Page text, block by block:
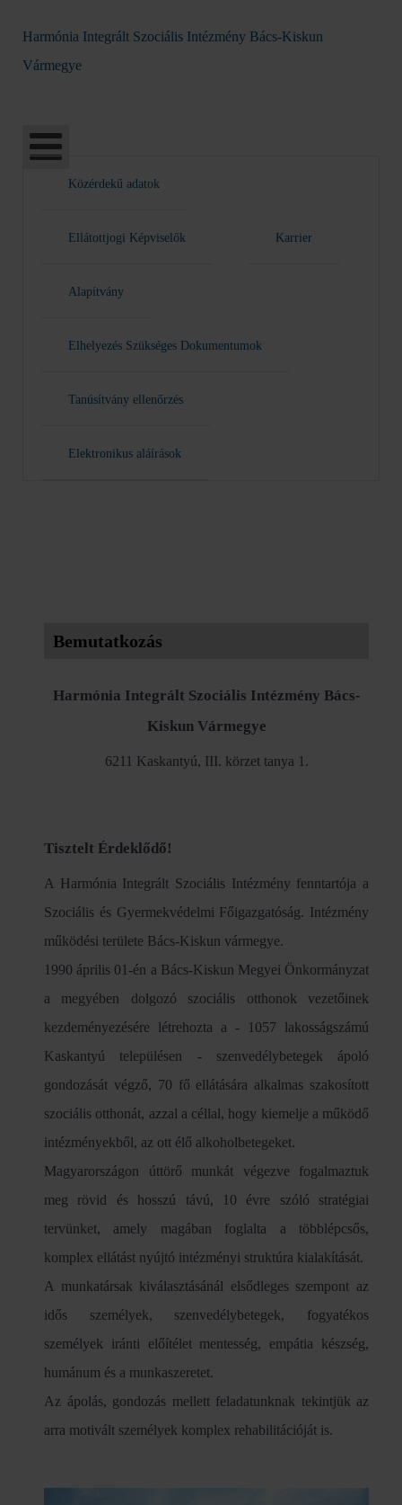
Harmónia Integrált Szociális Intézmény Bács-Kiskun
Vármegye
Közérdekű adatok
Ellátottjogi Képviselők Karrier
Alapítvány
Elhelyezés Szükséges Dokumentumok
Tanúsítvány ellenőrzés
Elektronikus aláírások
Bemutatkozás
Harmónia Integrált Szociális Intézmény Bács-
Kiskun Vármegye
6211 Kaskantyú, III. körzet tanya 1.
Tisztelt Érdeklődő!
A Harmónia Integrált Szociális Intézmény fenntartója a
Szociális és Gyermekvédelmi Főigazgatóság. Intézmény
működési területe Bács-Kiskun vármegye.
1990 április 01-én a Bács-Kiskun Megyei Önkormányzat
a megyében dolgozó szociális otthonok vezetőinek
kezdeményezésére létrehozta a - 1057 lakosságszámú
Kaskantyú településen - szenvedélybetegek ápoló
gondozását végző, 70 fő ellátására alkalmas szakosított
szociális otthonát, azzal a céllal, hogy kiemelje a működő
intézményekből, az ott élő alkoholbetegeket.
Magyarországon úttörő munkát végezve fogalmaztuk
meg rövid és hosszú távú, 10 évre szóló stratégiai
tervünket, amely magában foglalta a többlépcsős,
komplex ellátást nyújtó intézményi struktúra kialakítását.
A munkatársak kiválasztásánál elsődleges szempont az
idős személyek, szenvedélybetegek, fogyatékos
személyek iránti előítélet mentesség, empátia készség,
humánum és a munkaszeretet.
Az ápolás, gondozás mellett feladatunknak tekintjük az
arra motivált személyek komplex rehabilitációját is.